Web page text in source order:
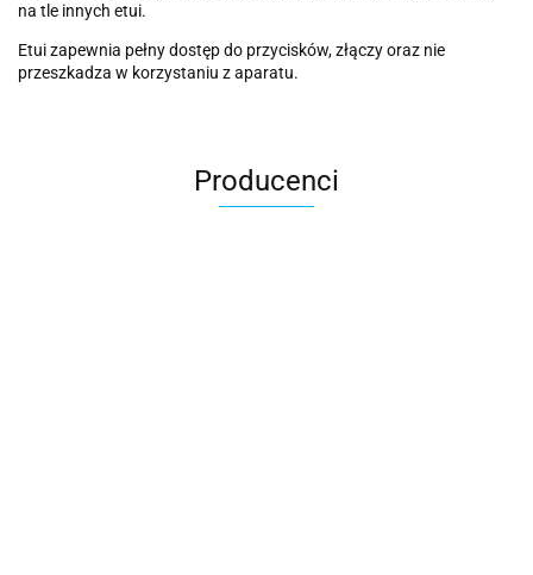
na tle innych etui.
Etui zapewnia pełny dostęp do przycisków, złączy oraz nie
przeszkadza w korzystaniu z aparatu.
Producenci